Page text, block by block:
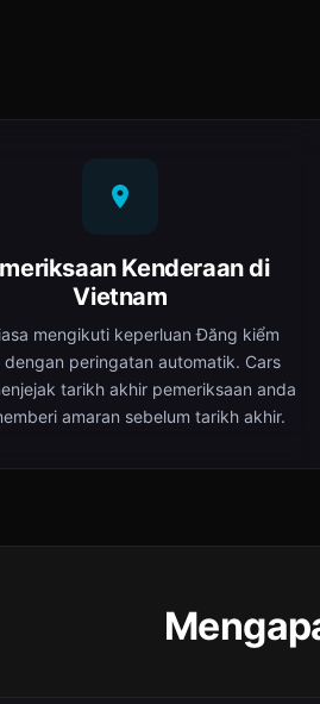
Kenderaan di
Vietnam
mengikuti keperluan Đăng kiểm
dengan peringatan automatik. Cars
tarikh akhir pemeriksaan anda
amaran sebelum tarikh akhir.